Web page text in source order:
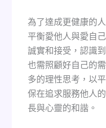
為了達成更健康的
平衡愛他人與愛自
誠實和接受，認識
也需照顧好自己的
多的理性思考，以
保在追求服務他人
長與心靈的和諧。